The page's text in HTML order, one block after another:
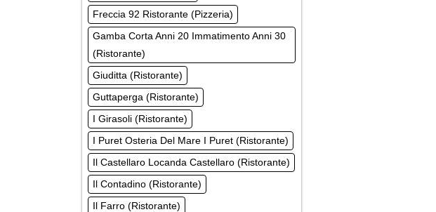
Freccia 92 Ristorante (Pizzeria)
Gamba Corta Anni 20 Immatimento Anni 30
(Ristorante)
Giuditta (Ristorante)
Guttaperga (Ristorante)
I Girasoli (Ristorante)
I Puret Osteria Del Mare I Puret (Ristorante)
Il Castellaro Locanda Castellaro (Ristorante)
Il Contadino (Ristorante)
Il Farro (Ristorante)